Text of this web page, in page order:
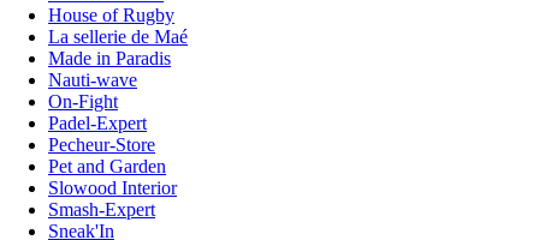
House of Rugby
La sellerie de Maé
Made in Paradis
Nauti-wave
On-Fight
Padel-Expert
Pecheur-Store
Pet and Garden
Slowood Interior
Smash-Expert
Sneak'In